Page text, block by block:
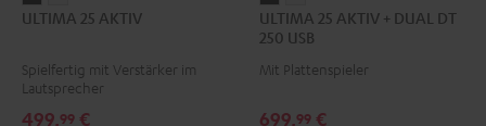
25
Night
Black
25
Pure
ULTIMA 25 AKTIV
Spielfertig mit Verstärker im
Lautsprecher
499,99 €
25
AKTIV
+
25
AKTIV
+
ULTIMA 25 AKTIV + DUAL DT
250 USB
Mit Plattenspieler
699,99 €